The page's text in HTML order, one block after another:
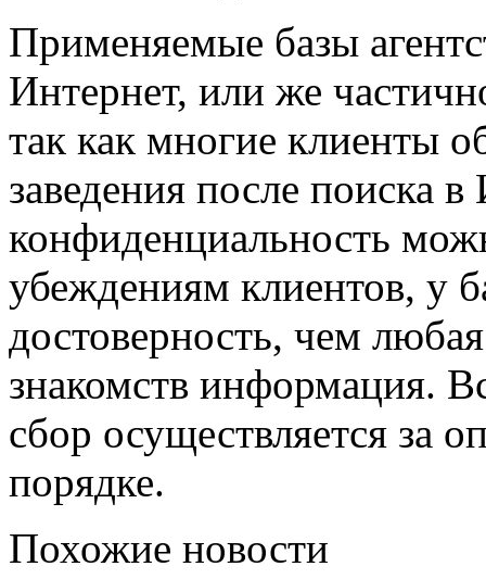
Применяемые базы
Интернет, или же
так как многие клиенты
заведения после поиска в
конфиденциальность
убеждениям клиентов, у
достоверность, чем
знакомств информация.
сбор осуществляется за
порядке.
Похожие новости